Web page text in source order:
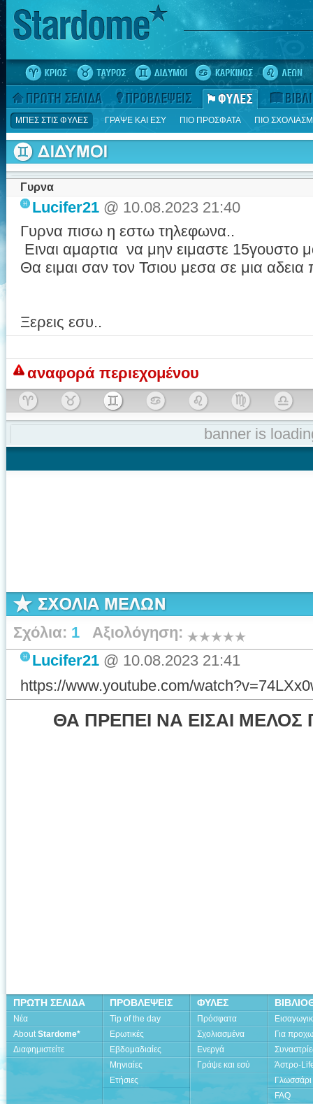
ΜΠΕΣ ΣΤΙΣ ΦΥΛΕΣ ΓΡΑΨΕ ΚΑΙ ΕΣΥ ΠΙΟ ΠΡΟΣΦΑΤΑ ΠΙΟ
Γυρνα
Lucifer21 @ 10.08.2023 21:40
Γυρνα πισω η εστω τηλεφωνα..
Eιναι αμαρτια να μην ειμαστε 15γουστο
Θα ειμαι σαν τον Τσιου μεσα σε μια αδεια
Ξερεις εσυ..
αναφορά περιεχομένου
banner is
Σχόλια: 1 Αξιολόγηση:
Lucifer21 @ 10.08.2023 21:41
https://www.youtube.com/
ΘΑ ΠΡΕΠΕΙ ΝΑ ΕΙΣΑΙ ΜΕΛΟΣ
ΠΡΩΤΗ ΣΕΛΙΔΑ
Νέα
AboutStardome*
Διαφημιστείτε
ΠΡΟΒΛΕΨΕΙΣ
Tip of the day
Ερωτικές
Εβδομαδιαίες
Μηνιαίες
Ετήσιες
ΦΥΛΕΣ
Πρόσφατα
Σχολιασμένα
Ενεργά
Γράψε και εσύ
Για
Άστρο-
Γλωσσάρι
FAQ